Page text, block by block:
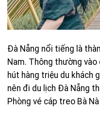
Đà Nẵng nổi tiếng là
Nam. Thông thường
hút hàng triệu du khách
nên đi du lịch Đà Nẵng
Phòng vé cáp treo Bà